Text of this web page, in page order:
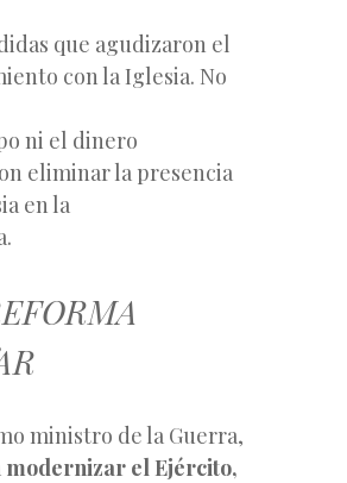
que agudizaron el
con la Iglesia. No
ni el dinero
eliminar la presencia
en la
ministro de la Guerra,
modernizar el Ejército,